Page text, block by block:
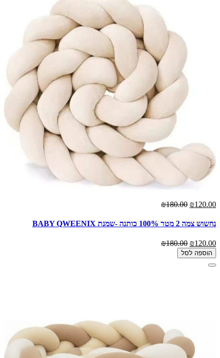
₪120.00
₪180.00
נחשוש צמה 2 מטר 100% כותנה -שמנת BABY QWEENIX
₪120.00
₪180.00
הוספה לסל